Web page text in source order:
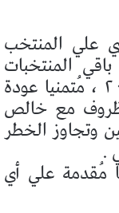
علي المنتخب
المنتخبات
المشاركة في أولمبياد طوكيو ٢٠٢٠ ، مُتمنيا عودة
مع خالص
وتجاوز الخطر
.
مُقدمة علي أي